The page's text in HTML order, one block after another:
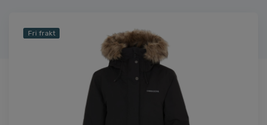
Fri frakt